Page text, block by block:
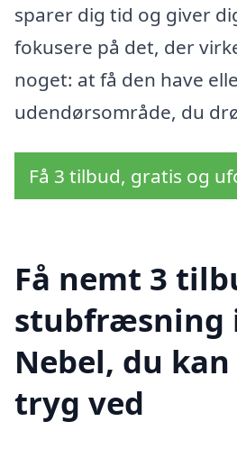
sparer dig tid og giver
fokusere på det, der
noget: at få den have
udendørsområde, du
Få 3 tilbud, gratis og
Få nemt 3
stubfræsning
Nebel, du
tryg ved